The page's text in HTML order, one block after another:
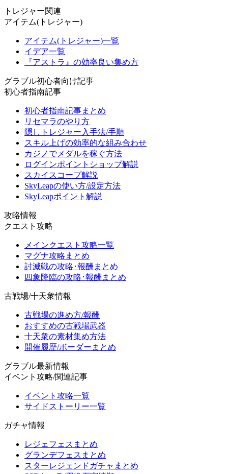
トレジャー関連
アイテム(トレジャー)
アイテム(トレジャー)一覧
イデア一覧
『アストラ』の効率良い集め方
グラブル初心者向け記事
初心者指南記事
初心者指南記事まとめ
リセマラのやり方
隠しトレジャー入手法/手順
スキル上げの効率的な組み合わせ
カジノでメダルを稼ぐ方法
ログインポイントショップ解説
スカイスコープ解説
SkyLeapの使い方/設定方法
SkyLeapポイント解説
攻略情報
クエスト攻略
メインクエスト攻略一覧
マグナ攻略まとめ
討滅戦の攻略･報酬まとめ
四象降臨の攻略･報酬まとめ
古戦場/十天衆情報
古戦場の進め方/報酬
おすすめの古戦場武器
十天衆の素材集め方法
開催履歴/ボーダーまとめ
グラブル最新情報
イベント攻略/関連記事
イベント攻略一覧
サイドストーリー一覧
ガチャ情報
レジェフェスまとめ
グランデフェスまとめ
スターレジェンドガチャまとめ